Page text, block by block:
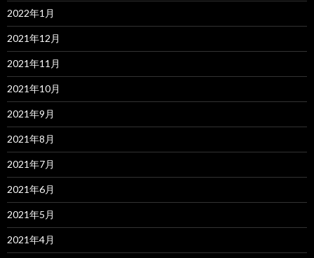
2022年1月
2021年12月
2021年11月
2021年10月
2021年9月
2021年8月
2021年7月
2021年6月
2021年5月
2021年4月